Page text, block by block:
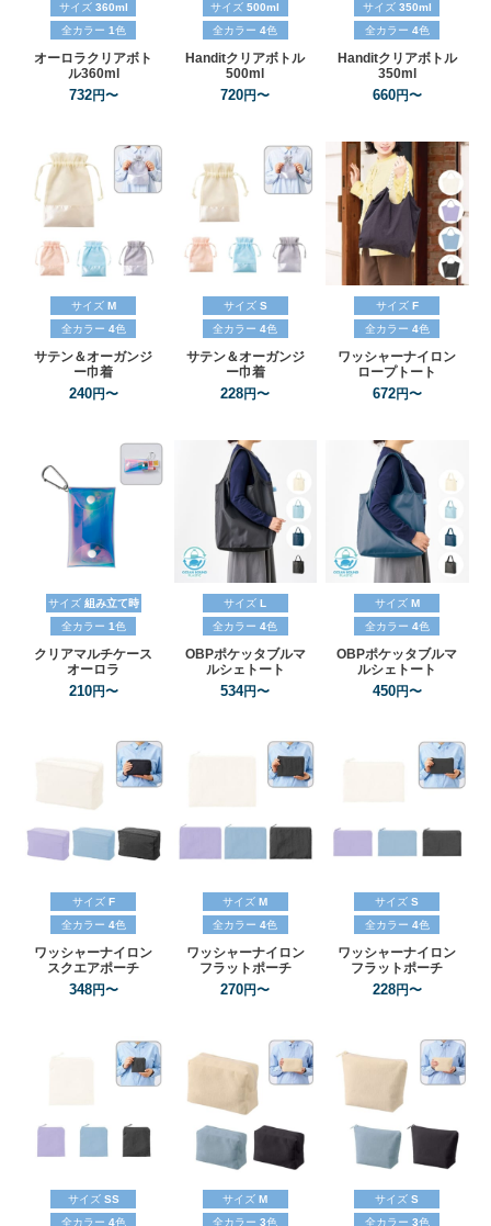
サイズ 360ml
全カラー 1色
オーロラクリアボト
ル360ml
732円〜
サイズ 500ml
全カラー 4色
Handitクリアボトル
500ml
720円〜
サイズ 350ml
全カラー 4色
Handitクリアボトル
350ml
660円〜
サイズ M
全カラー 4色
サテン＆オーガンジ
ー巾着
240円〜
サイズ S
全カラー 4色
サテン＆オーガンジ
ー巾着
228円〜
サイズ F
全カラー 4色
ワッシャーナイロン
ロープトート
672円〜
サイズ 組み立て時
全カラー 1色
クリアマルチケース
オーロラ
210円〜
サイズ L
全カラー 4色
OBPポケッタブルマ
ルシェトート
534円〜
サイズ M
全カラー 4色
OBPポケッタブルマ
ルシェトート
450円〜
サイズ F
全カラー 4色
ワッシャーナイロン
スクエアポーチ
348円〜
サイズ M
全カラー 4色
ワッシャーナイロン
フラットポーチ
270円〜
サイズ S
全カラー 4色
ワッシャーナイロン
フラットポーチ
228円〜
サイズ SS
全カラー 4色
サイズ M
全カラー 3色
サイズ S
全カラー 3色